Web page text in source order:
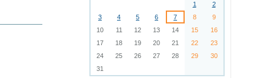
1
2
3
4 5 6 7 8
9
10
11 12 13 14 15
16
17
18 19 20 21 22
23
24
25 26 27 28 29
30
31